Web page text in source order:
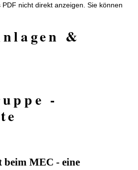
nicht direkt anzeigen. Sie können
&
-
beim MEC - eine